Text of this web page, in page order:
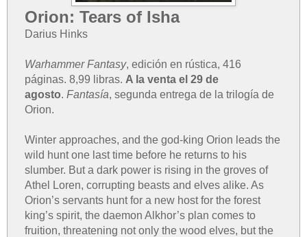
Orion: Tears of Isha
Darius Hinks
Warhammer Fantasy, edición en rústica, 416
páginas. 8,99 libras. A la venta el 29 de
agosto. Fantasía, segunda entrega de la trilogía de
Orion.
Winter approaches, and the god-king Orion leads the
wild hunt one last time before he returns to his
slumber. But a dark power is rising in the groves of
Athel Loren, corrupting beasts and elves alike. As
Orion’s servants hunt for a new host for the forest
king’s spirit, the daemon Alkhor’s plan comes to
fruition, threatening not only the wood elves, but the